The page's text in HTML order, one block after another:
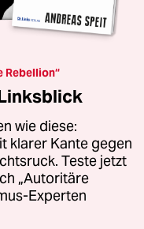
Rebellion“
wie diese:
klarer Kante gegen
Teste jetzt
„Autoritäre
Experten